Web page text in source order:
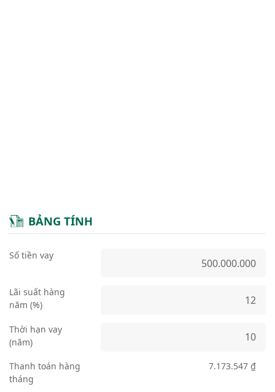
BẢNG TÍNH
Số tiền vay
Lãi suất hàng
năm (%)
Thời hạn vay
(năm)
Thanh toán hàng
tháng
7.173.547 ₫